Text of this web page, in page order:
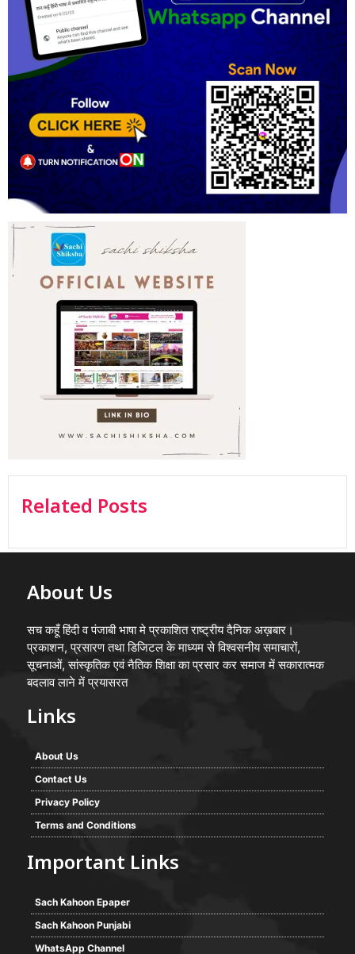
Related Posts
About Us
सच कहूँ हिंदी व पंजाबी भाषा मे प्रकाशित राष्ट्रीय दैनिक अख़बार।
प्रकाशन, प्रसारण तथा डिजिटल के माध्यम से विश्वसनीय समाचारों,
सूचनाओं, सांस्कृतिक एवं नैतिक शिक्षा का प्रसार कर समाज में सकारात्मक
बदलाव लाने में प्रयासरत
Links
About Us
Contact Us
Privacy Policy
Terms and Conditions
Important Links
Sach Kahoon Epaper
Sach Kahoon Punjabi
WhatsApp Channel